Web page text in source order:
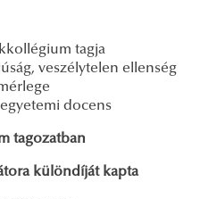
tagja
veszélytelen ellenség
docens
tagozatban
különdíját kapta